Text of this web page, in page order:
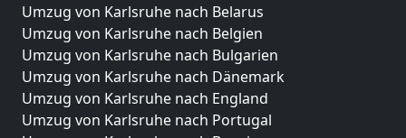
Umzug von Karlsruhe nach Belarus
Umzug von Karlsruhe nach Belgien
Umzug von Karlsruhe nach Bulgarien
Umzug von Karlsruhe nach Dänemark
Umzug von Karlsruhe nach England
Umzug von Karlsruhe nach Portugal